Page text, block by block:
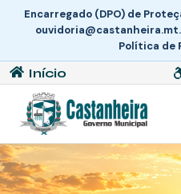
Encarregado (DPO) de
Política de
Início